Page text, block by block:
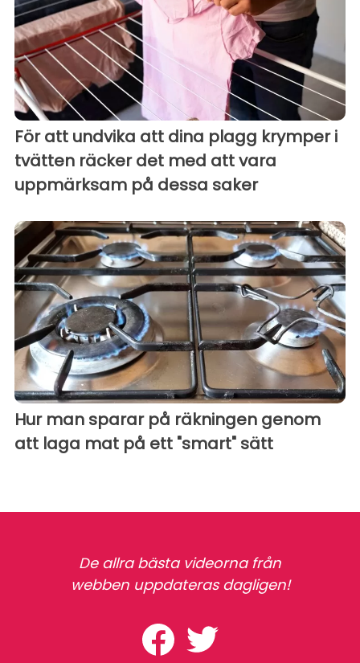
För att undvika att dina plagg krymper i
tvätten räcker det med att vara
uppmärksam på dessa saker
Hur man sparar på räkningen genom
att laga mat på ett "smart" sätt
De allra bästa videorna från
webben uppdateras dagligen!